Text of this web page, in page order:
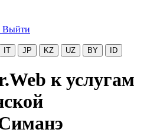
Выйти
IT JP KZ UZ BY ID
к услугам